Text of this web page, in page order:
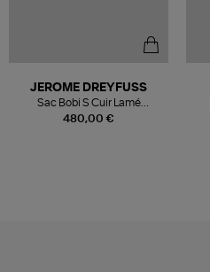
480,00 €
JEROME DREYFUSS
Sac Bobi S Cuir Lamé
Champagne